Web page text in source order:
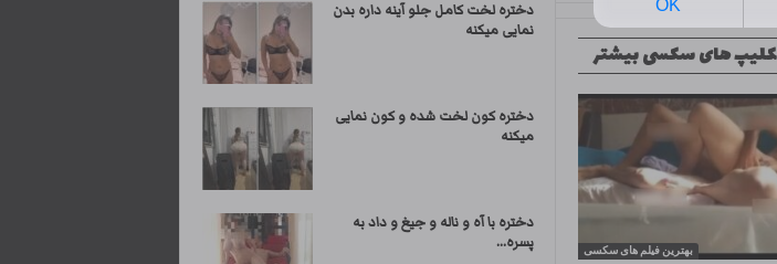
کلیپ های سکسی بیشتر
بهترین فیلم های سکسی
دختره لخت کامل جلو آینه داره بدن
نمایی میکنه
دختره کون لخت شده و کون نمایی
میکنه
دختره با آه و ناله و جیغ و داد به
پسره...